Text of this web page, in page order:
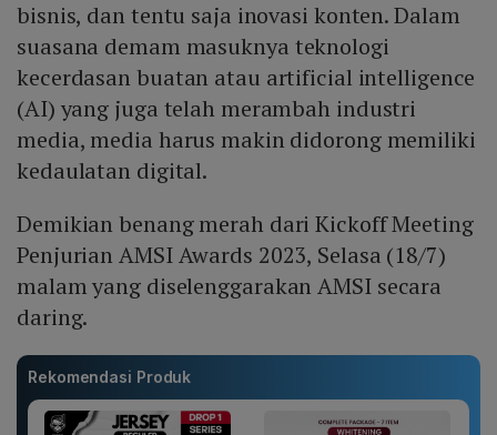
bisnis, dan tentu saja inovasi konten. Dalam
suasana demam masuknya teknologi
kecerdasan buatan atau artificial intelligence
(AI) yang juga telah merambah industri
media, media harus makin didorong memiliki
kedaulatan digital.
Demikian benang merah dari Kickoff Meeting
Penjurian AMSI Awards 2023, Selasa (18/7)
malam yang diselenggarakan AMSI secara
daring.
Rekomendasi Produk